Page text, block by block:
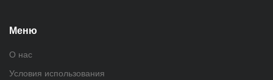
Меню
О нас
Условия использования